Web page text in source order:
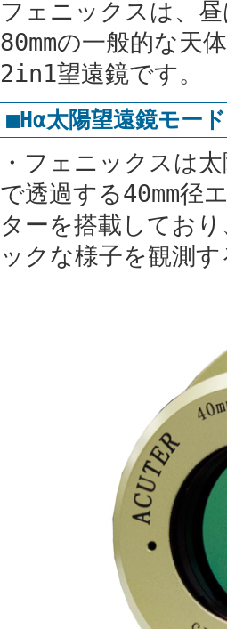
フェニックスは、昼
80mmの一般的な天
2in1望遠鏡です。
■Hα太陽望遠鏡モード
・フェニックスは
で透過する40mm径
ターを搭載してお
ックな様子を観測